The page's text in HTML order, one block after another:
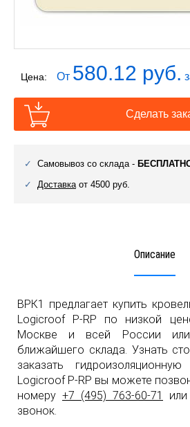
Цена: От 580.12 руб.
Сделать
Самовывоз со склада -
Доставкаот 4500 руб.
Описание
ВРК1 предлагает купить
Logicroof P-RP по низкой
Москве и всей России
ближайшего склада. Узнать
заказать
Logicroof P-RP вы можете
номеру +7 (495) 763-60-71
звонок.